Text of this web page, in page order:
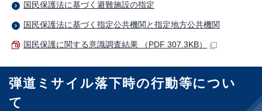
国民保護法に基づく避難施設の指定
国民保護法に基づく指定公共機関と指定地方公共機関
国民保護に関する意識調査結果 （PDF 307.3KB）
弾道ミサイル落下時の行動等につい
て